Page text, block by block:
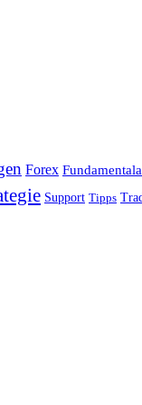
Forex
Support Tipps